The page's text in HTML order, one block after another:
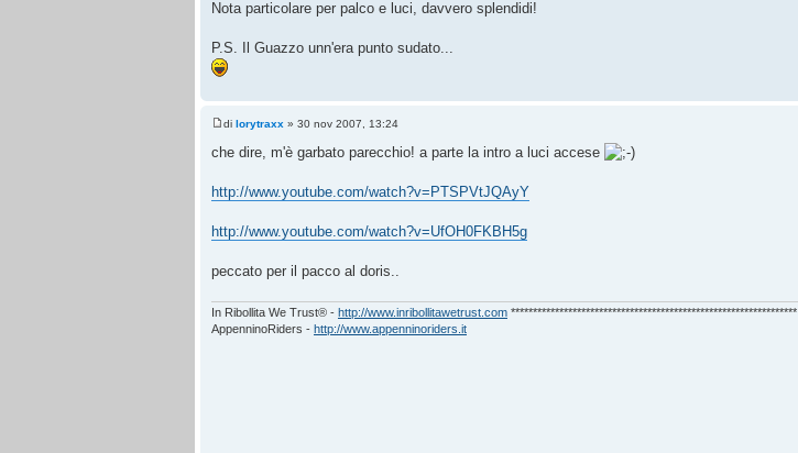
Nota particolare per palco e luci, davvero splendidi!
P.S. Il Guazzo unn'era punto sudato...
di lorytraxx » 30 nov 2007, 13:24
che dire, m'è garbato parecchio! a parte la intro a luci accese
http://www.youtube.com/watch?v=PTSPVtJQAyY
http://www.youtube.com/watch?v=UfOH0FKBH5g
peccato per il pacco al doris..
In Ribollita We Trust® - http://www.inribollitawetrust.com *****************************************************************
AppenninoRiders - http://www.appenninoriders.it